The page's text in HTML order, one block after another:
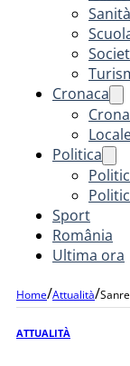
Sanità
Cronaca
Politica
Sport
România
Ultima ora
Home/Attualità/
ATTUALITÀ